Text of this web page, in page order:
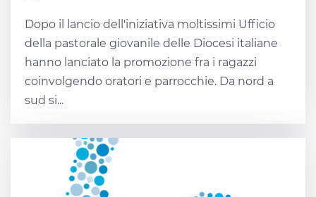
Dopo il lancio dell'iniziativa moltissimi Ufficio
della pastorale giovanile delle Diocesi italiane
hanno lanciato la promozione fra i ragazzi
coinvolgendo oratori e parrocchie. Da nord a
sud si...